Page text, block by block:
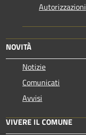
Autorizzazioni
NOVITÀ
Notizie
Comunicati
Avvisi
VIVERE IL COMUNE